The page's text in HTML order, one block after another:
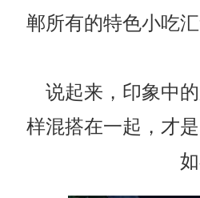
郸所有的特色小吃
说起来，印象中
样混搭在一起，才